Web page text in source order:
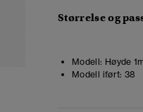
Størrelse og
Modell: Høyde
Modell iført: 38